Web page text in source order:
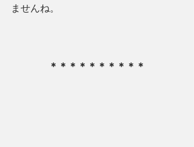
ませんね。
＊＊＊＊＊＊＊＊＊＊